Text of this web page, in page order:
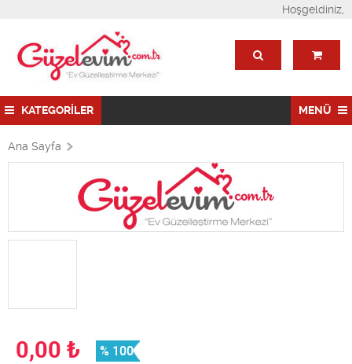
Hoşgeldiniz,
KATEGORİLER MENÜ
Ana Sayfa
0,00 ₺ % 100